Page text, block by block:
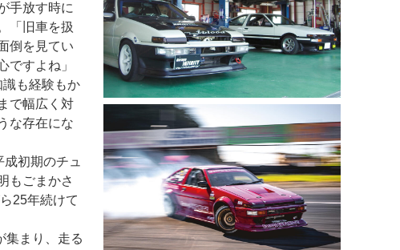
手放す時に
「旧車を扱
倒を見てい
ですよね」
も経験もか
で幅広く対
な存在にな
初期のチュ
もごまかさ
25年続けて
集まり、走る